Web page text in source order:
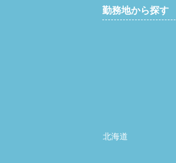
勤務地から探す
北海道